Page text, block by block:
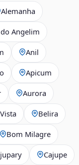
Alemanha
Angelim
Anil
Apicum
Aurora
Belira
Bom Milagre
Cajupe